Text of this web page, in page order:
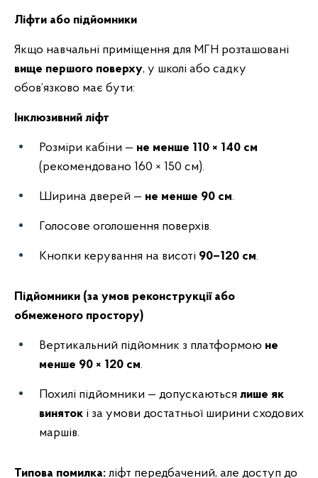
Ліфти або підйомники
Якщо навчальні приміщення для МГН розташовані
вище першого поверху, у школі або садку
обов’язково має бути:
Інклюзивний ліфт
Розміри кабіни — не менше 110 × 140 см
(рекомендовано 160 × 150 см).
Ширина дверей — не менше 90 см.
Голосове оголошення поверхів.
Кнопки керування на висоті 90–120 см.
Підйомники (за умов реконструкції або
обмеженого простору)
Вертикальний підйомник з платформою не
менше 90 × 120 см.
Похилі підйомники — допускаються лише як
виняток і за умови достатньої ширини сходових
маршів.
Типова помилка: ліфт передбачений, але доступ до